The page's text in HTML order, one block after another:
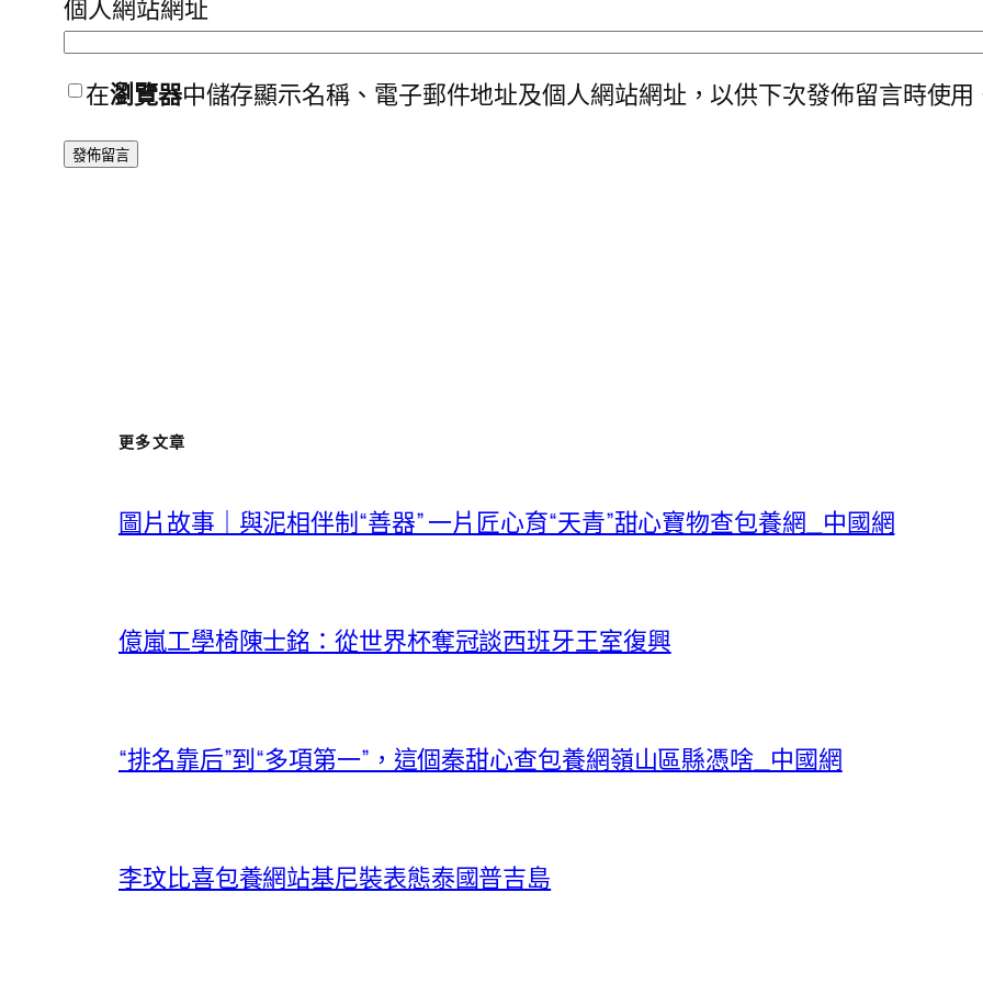
個人網站網址
在瀏覽器中儲存顯示名稱、電子郵件地址及個人網站網址，以供下次發佈留言時使用
更多文章
圖片故事｜與泥相伴制“善器” 一片匠心育“天青”甜心寶物查包養網_中國網
億嵐工學椅陳士銘：從世界杯奪冠談西班牙王室復興
“排名靠后”到“多項第一”，這個秦甜心查包養網嶺山區縣憑啥_中國網
李玟比喜包養網站基尼裝表態泰國普吉島